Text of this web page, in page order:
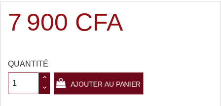
7 900 CFA
QUANTITÉ
AJOUTER AU PANIER